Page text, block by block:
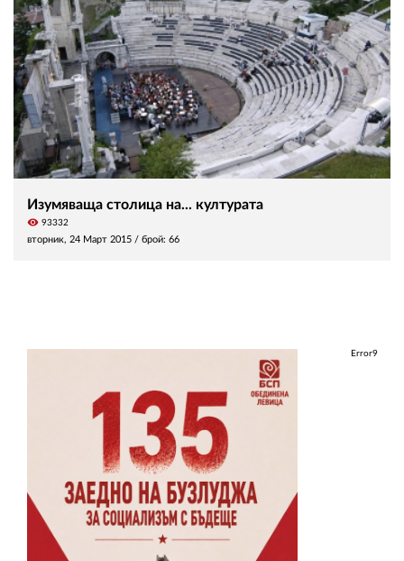
Изумяваща столица на... културата
visibility 93332
вторник, 24 Март 2015 / брой: 66
Error9